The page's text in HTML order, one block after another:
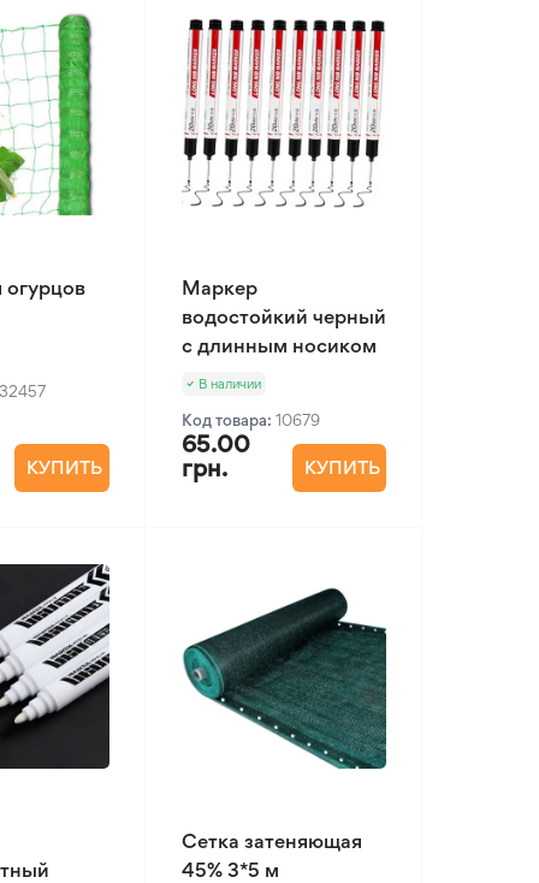
огурцов
32457
КУПИТЬ
Маркер
водостойкий черный
с длинным носиком
В наличии
Код товара: 10679
65.00
грн.
КУПИТЬ
Сетка затеняющая
45% 3*5 м